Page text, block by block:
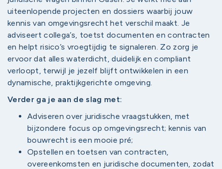
uiteenlopende projecten en dossiers waarbij jouw
kennis van omgevingsrecht het verschil maakt. Je
adviseert collega’s, toetst documenten en contracten
en helpt risico’s vroegtijdig te signaleren. Zo zorg je
ervoor dat alles waterdicht, duidelijk en compliant
verloopt, terwijl je jezelf blijft ontwikkelen in een
dynamische, praktijkgerichte omgeving.
Verder ga je aan de slag met:
Adviseren over juridische vraagstukken, met
bijzondere focus op omgevingsrecht; kennis van
bouwrecht is een mooie pré;
Opstellen en toetsen van contracten,
overeenkomsten en juridische documenten, zodat